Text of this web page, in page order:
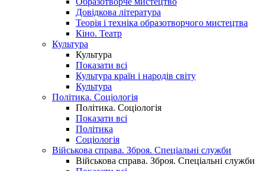
Довідкова література
Теорія і техніка образотворчого мистецтва
Кіно. Театр
Культура
Культура
Показати всі
Культура країн і народів світу
Культура
Політика. Соціологія
Політика. Соціологія
Показати всі
Політика
Соціологія
Військова справа. Зброя. Спеціальні служби
Військова справа. Зброя. Спеціальні служби